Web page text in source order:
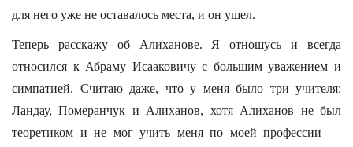
для него уже не оставалось места, и он ушел.
Теперь расскажу об Алиханове. Я отношусь и всегда
относился к Абраму Исааковичу с большим уважением и
симпатией. Считаю даже, что у меня было три учителя:
Ландау, Померанчук и Алиханов, хотя Алиханов не был
теоретиком и не мог учить меня по моей профессии —